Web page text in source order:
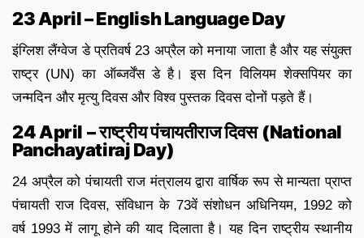
23 April – English Language Day
इंग्लिश लैंग्वेज डे प्रतिवर्ष 23 अप्रैल को मनाया जाता है और यह संयुक्त
राष्ट्र (UN) का ऑब्जर्वेंस डे है। इस दिन विलियम शेक्सपियर का
जन्मदिन और मृत्यु दिवस और विश्व पुस्तक दिवस दोनों पड़ते हैं।
24 April – राष्ट्रीय पंचायतीराज दिवस (National
Panchayatiraj Day)
24 अप्रैल को पंचायती राज मंत्रालय द्वारा वार्षिक रूप से मान्यता प्राप्त
पंचायती राज दिवस, संविधान के 73वें संशोधन अधिनियम, 1992 को
वर्ष 1993 में लागू होने की याद दिलाता है। यह दिन राष्ट्रीय स्थानीय